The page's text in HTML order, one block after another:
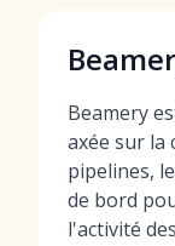
Beamery
axée sur la
pipelines,
de bord
l'activité